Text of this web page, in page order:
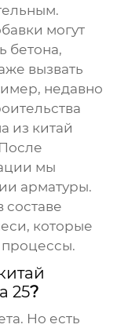
могут
бетона,
вызвать
недавно
из китай
мы
арматуры.
составе
которые
25?
Но есть